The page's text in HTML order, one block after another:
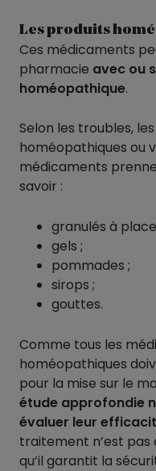
Les produits
Ces médicaments
pharmacie avec ou
homéopathique.
Selon les troubles,
homéopathiques ou
médicaments
savoir :
granulés à
gels ;
pommades ;
sirops ;
gouttes.
Comme tous les
homéopathiques
pour la mise sur le
étude approfondie
évaluer leur
traitement n’est pas
qu’il garantit la